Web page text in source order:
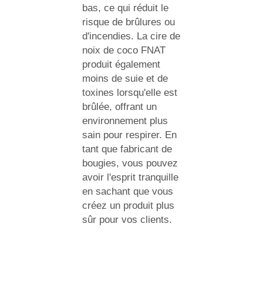
bas, ce qui réduit le
risque de brûlures ou
d'incendies. La cire de
noix de coco FNAT
produit également
moins de suie et de
toxines lorsqu'elle est
brûlée, offrant un
environnement plus
sain pour respirer. En
tant que fabricant de
bougies, vous pouvez
avoir l'esprit tranquille
en sachant que vous
créez un produit plus
sûr pour vos clients.